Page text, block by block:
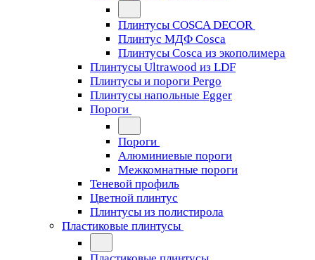
Плинтусы COSCA DECOR
Плинтус МДФ Cosca
Плинтусы Cosca из экополимера
Плинтусы Ultrawood из LDF
Плинтусы и пороги Pergo
Плинтусы напольные Egger
Пороги
Пороги
Алюминиевые пороги
Межкомнатные пороги
Теневой профиль
Цветной плинтус
Плинтусы из полистирола
Пластиковые плинтусы